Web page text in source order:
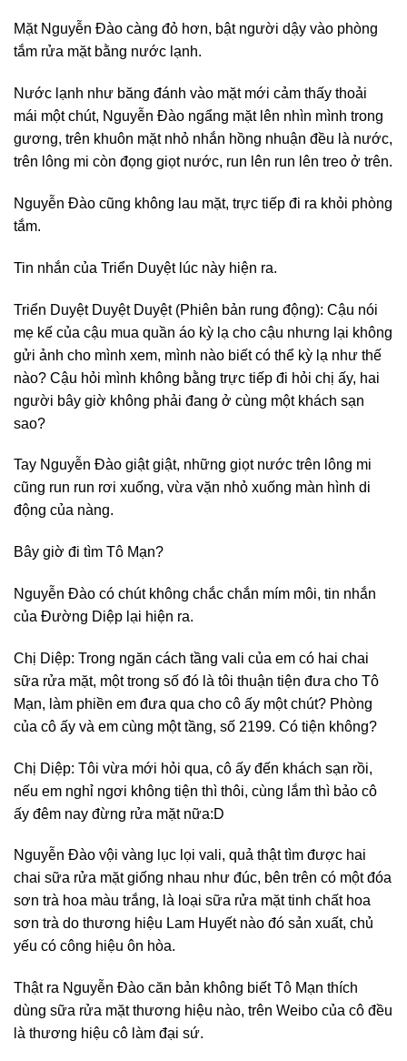
Mặt Nguyễn Đào càng đỏ hơn, bật người dậy vào phòng
tắm rửa mặt bằng nước lạnh.
Nước lạnh như băng đánh vào mặt mới cảm thấy thoải
mái một chút, Nguyễn Đào ngẩng mặt lên nhìn mình trong
gương, trên khuôn mặt nhỏ nhắn hồng nhuận đều là nước,
trên lông mi còn đọng giọt nước, run lên run lên treo ở trên.
Nguyễn Đào cũng không lau mặt, trực tiếp đi ra khỏi phòng
tắm.
Tin nhắn của Triển Duyệt lúc này hiện ra.
Triển Duyệt Duyệt Duyệt (Phiên bản rung động): Cậu nói
mẹ kế của cậu mua quần áo kỳ lạ cho cậu nhưng lại không
gửi ảnh cho mình xem, mình nào biết có thể kỳ lạ như thế
nào? Cậu hỏi mình không bằng trực tiếp đi hỏi chị ấy, hai
người bây giờ không phải đang ở cùng một khách sạn
sao?
Tay Nguyễn Đào giật giật, những giọt nước trên lông mi
cũng run run rơi xuống, vừa vặn nhỏ xuống màn hình di
động của nàng.
Bây giờ đi tìm Tô Mạn?
Nguyễn Đào có chút không chắc chắn mím môi, tin nhắn
của Đường Diệp lại hiện ra.
Chị Diệp: Trong ngăn cách tầng vali của em có hai chai
sữa rửa mặt, một trong số đó là tôi thuận tiện đưa cho Tô
Mạn, làm phiền em đưa qua cho cô ấy một chút? Phòng
của cô ấy và em cùng một tầng, số 2199. Có tiện không?
Chị Diệp: Tôi vừa mới hỏi qua, cô ấy đến khách sạn rồi,
nếu em nghỉ ngơi không tiện thì thôi, cùng lắm thì bảo cô
ấy đêm nay đừng rửa mặt nữa:D
Nguyễn Đào vội vàng lục lọi vali, quả thật tìm được hai
chai sữa rửa mặt giống nhau như đúc, bên trên có một đóa
sơn trà hoa màu trắng, là loại sữa rửa mặt tinh chất hoa
sơn trà do thương hiệu Lam Huyết nào đó sản xuất, chủ
yếu có công hiệu ôn hòa.
Thật ra Nguyễn Đào căn bản không biết Tô Mạn thích
dùng sữa rửa mặt thương hiệu nào, trên Weibo của cô đều
là thương hiệu cô làm đại sứ.